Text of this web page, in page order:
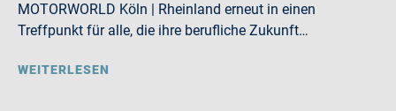
MOTORWORLD Köln | Rheinland erneut in einen
Treffpunkt für alle, die ihre berufliche Zukunft…
WEITERLESEN